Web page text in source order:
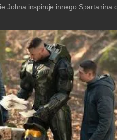
Johna inspiruje innego